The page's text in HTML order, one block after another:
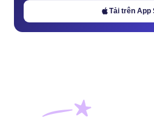
Tải trên App